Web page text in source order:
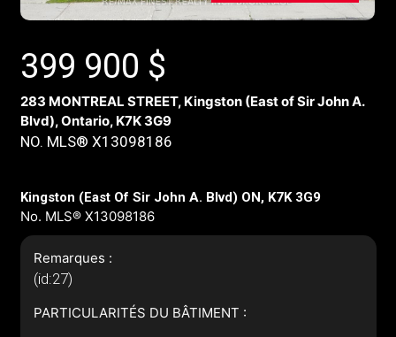
399 900 $
283 MONTREAL STREET, Kingston (East of Sir John A.
Blvd), Ontario, K7K 3G9
NO. MLS® X13098186
Kingston (East Of Sir John A. Blvd) ON, K7K 3G9
No. MLS® X13098186
Remarques :
(id:27)
PARTICULARITÉS DU BÂTIMENT :